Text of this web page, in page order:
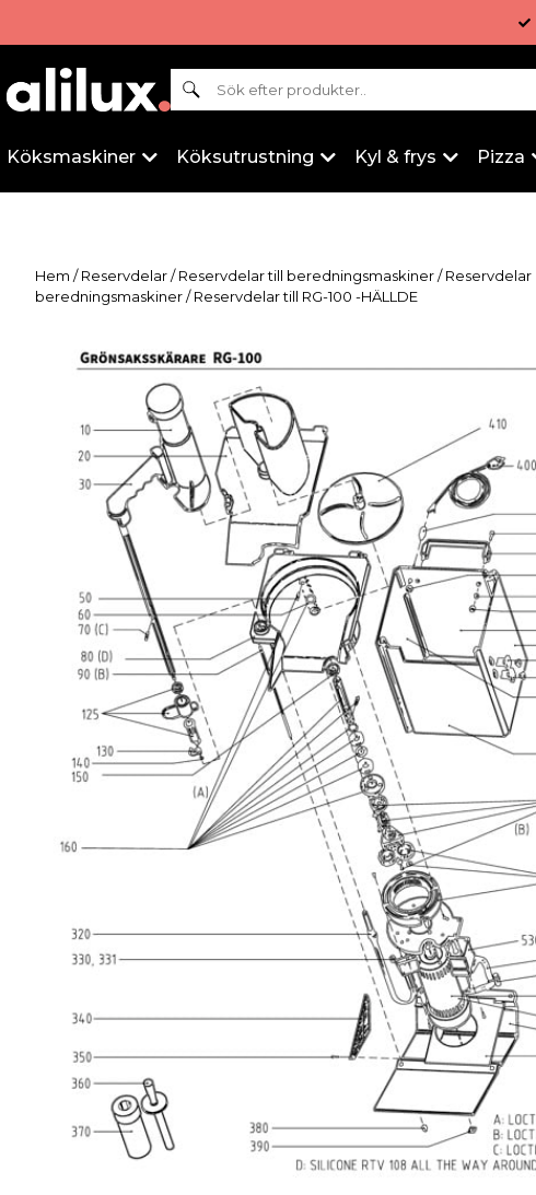
Sök
Köksmaskiner Köksutrustning Kyl & frys Pizza
Hem /Reservdelar/Reservdelar till beredningsmaskiner/Reservdelar
beredningsmaskiner/ Reservdelar till RG-100 -HÄLLDE